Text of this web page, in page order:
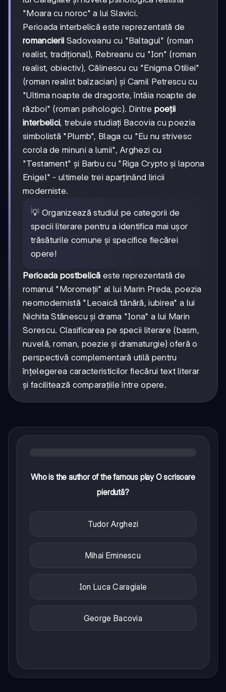
"Moara cu noroc" a lui Slavici.
Perioada interbelică este reprezentată de
romancierii Sadoveanu cu "Baltagul" (roman
realist, tradițional), Rebreanu cu "Ion" (roman
realist, obiectiv), Călinescu cu "Enigma Otiliei"
(roman realist balzacian) și Camil Petrescu cu
"Ultima noapte de dragoste, întâia noapte de
război" (roman psihologic). Dintre poeții
interbelici, trebuie studiați Bacovia cu poezia
simbolistă "Plumb", Blaga cu "Eu nu strivesc
corola de minuni a lumii", Arghezi cu
"Testament" și Barbu cu "Riga Crypto și lapona
Enigel" - ultimele trei aparținând liricii
moderniste.
💡 Organizează studiul pe categorii de
specii literare pentru a identifica mai ușor
trăsăturile comune și specifice fiecărei
opere!
Perioada postbelică este reprezentată de
romanul "Moromeții" al lui Marin Preda, poezia
neomodernistă "Leoaică tânără, iubirea" a lui
Nichita Stănescu și drama "Iona" a lui Marin
Sorescu. Clasificarea pe specii literare (basm,
nuvelă, roman, poezie și dramaturgie) oferă o
perspectivă complementară utilă pentru
înțelegerea caracteristicilor fiecărui text literar
și facilitează comparațiile între opere.
Who is the author of the famous play O scrisoare
pierdută?
Tudor Arghezi
Mihai Eminescu
Ion Luca Caragiale
George Bacovia